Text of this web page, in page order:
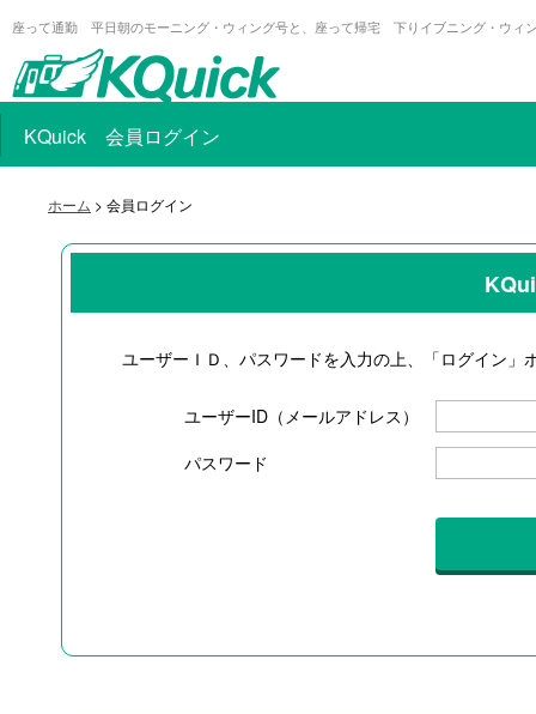
座って通勤 平日朝のモーニング・ウィング号と、座って帰宅 下りイブニング・ウィ
KQuick 会員ログイン
ホーム > 会員ログイン
ユーザーＩＤ、パスワードを入力の上、「ログイン」
ユーザーID（メールアドレス）
パスワード